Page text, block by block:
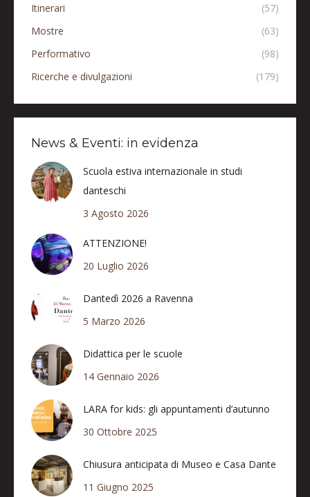
Itinerari
(57)
Mostre
(63)
Performativo
(98)
Ricerche e divulgazioni
(179)
News & Eventi: in evidenza
Scuola estiva internazionale in studi
danteschi
3 Agosto 2026
ATTENZIONE!
20 Luglio 2026
Dantedì 2026 a Ravenna
5 Marzo 2026
Didattica per le scuole
14 Gennaio 2026
LARA for kids: gli appuntamenti d’autunno
30 Ottobre 2025
Chiusura anticipata di Museo e Casa Dante
11 Giugno 2025